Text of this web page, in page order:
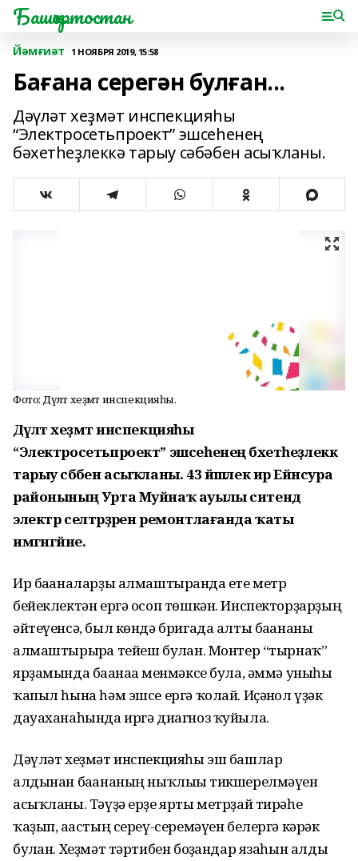
Башҡортостан
Йәмғиәт 1 НОЯБРЯ 2019, 15:58
Бағана серегән булған...
Дәүләт хеҙмәт инспекцияһы
“Электросетьпроект” эшсеһенең
бәхетһеҙлеккә тарыу сәбәбен асыҡланы.
Фото: Дәүләт хеҙмәт инспекцияһы.
Дәүләт хеҙмәт инспекцияһы
“Электросетьпроект” эшсеһенең бәхетһеҙлеккә
тарыу сәбәбен асыҡланы. 43 йәшлек ир Ейәнсура
районының Урта Муйнаҡ ауылы ситендә
электр селтәрҙәрен ремонтлағанда ҡаты
имгәнгәйне.
Ир бағаналарҙы алмаштырғанда ете метр
бейеклектән ергә осоп төшкән. Инспекторҙарҙың
әйтеүенсә, был көндә бригада алты бағананы
алмаштырырға тейеш булған. Монтер “тырнаҡ”
ярҙамында бағанаға менмәксе була, әммә уныһы
ҡапыл һына һәм эшсе ергә ҡолай. Иҫәнғол үҙәк
дауаханаһында иргә диагноз ҡуйыла.
Дәүләт хеҙмәт инспекцияһы эш башлар
алдынан бағананың ныҡлығы тикшерелмәүен
асыҡланы. Тәүҙә ерҙе ярты метрҙай тирәһе
ҡаҙып, ағастың сереү-серемәүен белергә кәрәк
булған. Хеҙмәт тәртибен боҙғандар язаһын алды